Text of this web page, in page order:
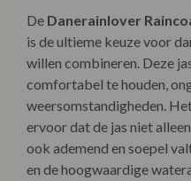
De Danerainlover
is de ultieme keuze voor
willen combineren. Deze
comfortabel te houden,
weersomstandigheden.
ervoor dat de jas niet
ook ademend en soepel
en de hoogwaardige